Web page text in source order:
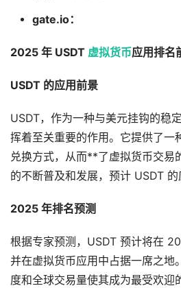
gate.io：
2025 年 USDT 虚拟货币应用排名
USDT 的应用前景
USDT，作为一种与美元挂钩的稳
挥着至关重要的作用。它提供了一
兑换方式，从而**了虚拟货币交易
的不断普及和发展，预计 USDT 的
2025 年排名预测
根据专家预测，USDT 预计将在
并在虚拟货币应用中占据一席之地
度和全球交易量使其成为最受欢迎